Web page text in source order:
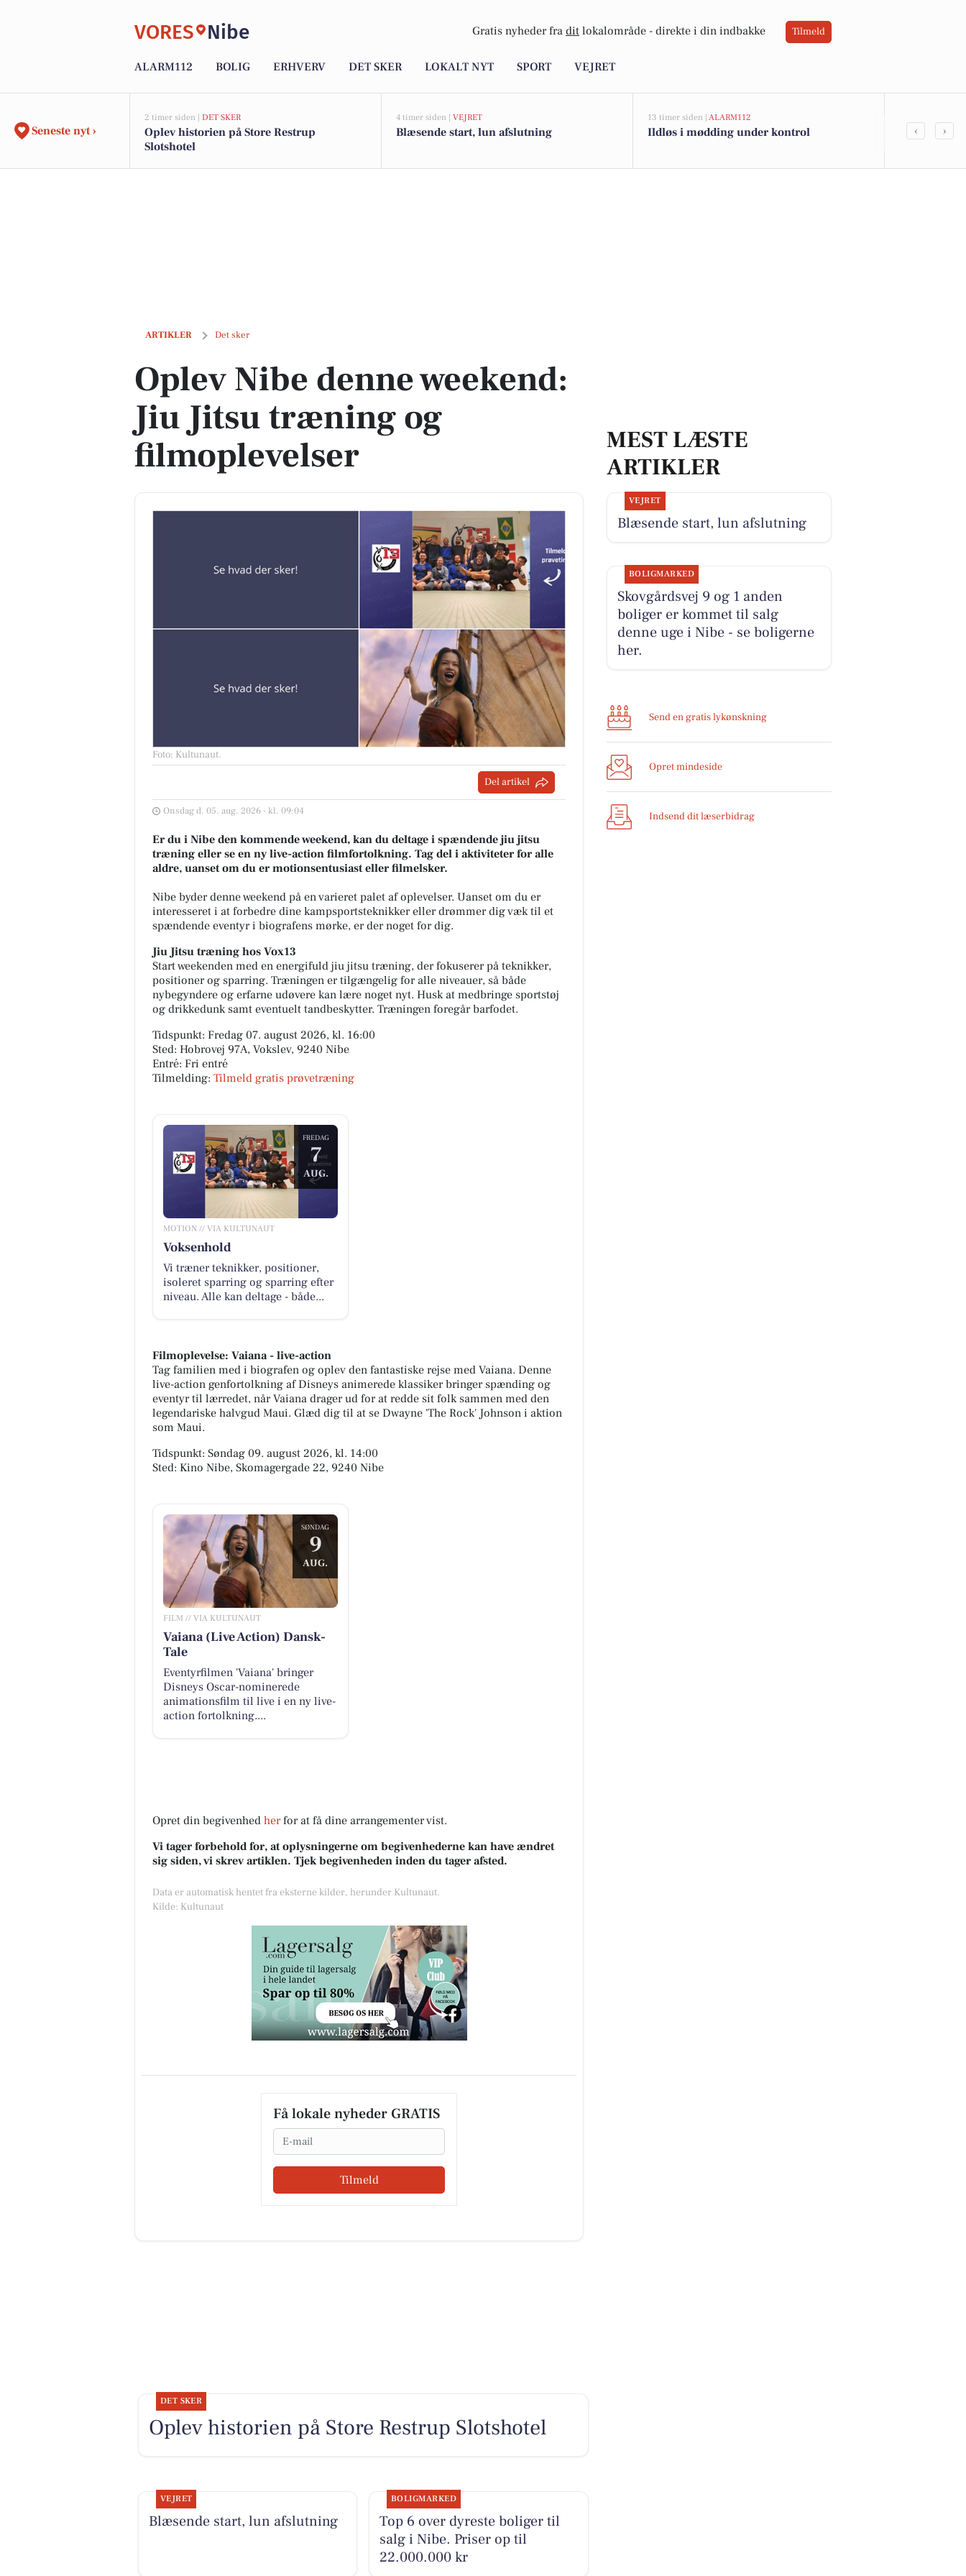
VORES Nibe Gratis nyheder fra dit lokalområde - direkte i din indbakke Tilmeld
ALARM112 BOLIG ERHVERV DET SKER LOKALT NYT SPORT VEJRET
Seneste nyt ›
2 timer siden | DET SKER
Oplev historien på Store Restrup
Slotshotel
4 timer siden | VEJRET
Blæsende start, lun afslutning
13 timer siden | ALARM112
Ildløs i mødding under kontrol
Top 6 over
‹ ›
ARTIKLER Det sker
Oplev Nibe denne weekend: Jiu Jitsu træning og filmoplevelser
Oplev Nibe denne weekend:
Jiu Jitsu træning og
filmoplevelser
Foto: Kultunaut.
Del artikel
Onsdag d. 05. aug. 2026 - kl. 09:04
Er du i Nibe den kommende weekend, kan du deltage i spændende jiu jitsu
træning eller se en ny live-action filmfortolkning. Tag del i aktiviteter for alle
aldre, uanset om du er motionsentusiast eller filmelsker.
Nibe byder denne weekend på en varieret palet af oplevelser. Uanset om du er
interesseret i at forbedre dine kampsportsteknikker eller drømmer dig væk til et
spændende eventyr i biografens mørke, er der noget for dig.
Jiu Jitsu træning hos Vox13
Start weekenden med en energifuld jiu jitsu træning, der fokuserer på teknikker,
positioner og sparring. Træningen er tilgængelig for alle niveauer, så både
nybegyndere og erfarne udøvere kan lære noget nyt. Husk at medbringe sportstøj
og drikkedunk samt eventuelt tandbeskytter. Træningen foregår barfodet.
Tidspunkt: Fredag 07. august 2026, kl. 16:00
Sted: Hobrovej 97A, Vokslev, 9240 Nibe
Entré: Fri entré
Tilmelding: Tilmeld gratis prøvetræning
FREDAG
7
AUG.
MOTION // VIA KULTUNAUT
Voksenhold
Vi træner teknikker, positioner,
isoleret sparring og sparring efter
niveau. Alle kan deltage - både...
Filmoplevelse: Vaiana - live-action
Tag familien med i biografen og oplev den fantastiske rejse med Vaiana. Denne
live-action genfortolkning af Disneys animerede klassiker bringer spænding og
eventyr til lærredet, når Vaiana drager ud for at redde sit folk sammen med den
legendariske halvgud Maui. Glæd dig til at se Dwayne 'The Rock' Johnson i aktion
som Maui.
Tidspunkt: Søndag 09. august 2026, kl. 14:00
Sted: Kino Nibe, Skomagergade 22, 9240 Nibe
SØNDAG
9
AUG.
FILM // VIA KULTUNAUT
Vaiana (Live Action) Dansk-
Tale
Eventyrfilmen 'Vaiana' bringer
Disneys Oscar-nominerede
animationsfilm til live i en ny live-
action fortolkning....
Opret din begivenhed herfor at få dine arrangementer vist.
Vi tager forbehold for, at oplysningerne om begivenhederne kan have ændret
sig siden, vi skrev artiklen. Tjek begivenheden inden du tager afsted.
Data er automatisk hentet fra eksterne kilder, herunder Kultunaut.
Kilde: Kultunaut
Få lokale nyheder GRATIS
Email
Tilmeld
MEST LÆSTE
ARTIKLER
VEJRET
Blæsende start, lun afslutning
BOLIGMARKED
Skovgårdsvej 9 og 1 anden
boliger er kommet til salg
denne uge i Nibe - se boligerne
her.
Send en gratis lykønskning
Opret mindeside
Indsend dit læserbidrag
DET SKER
Oplev historien på Store Restrup Slotshotel
VEJRET
Blæsende start, lun afslutning
BOLIGMARKED
Top 6 over dyreste boliger til
salg i Nibe. Priser op til
22.000.000 kr